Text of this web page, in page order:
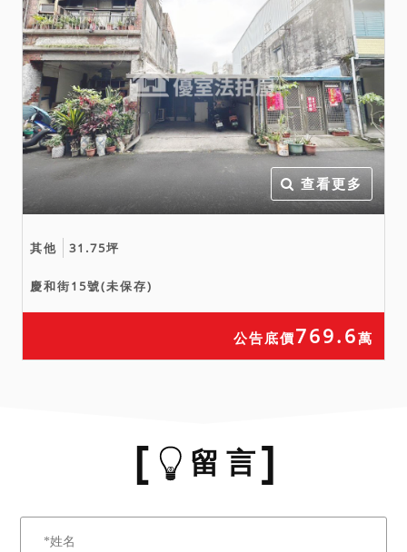
查看更多
其他 31.75坪
慶和街15號(未保存)
公告底價769.6萬
留 言